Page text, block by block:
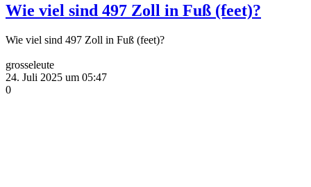
Wie viel sind 497 Zoll in Fuß (feet)?
Wie viel sind 497 Zoll in Fuß (feet)?
grosseleute
24. Juli 2025 um 05:47
0